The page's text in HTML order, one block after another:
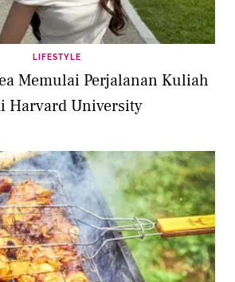
LIFESTYLE
Memulai Perjalanan Kuliah
Harvard University